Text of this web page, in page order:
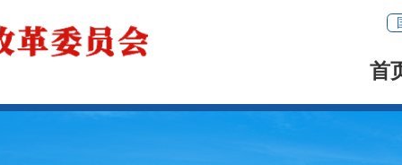
首